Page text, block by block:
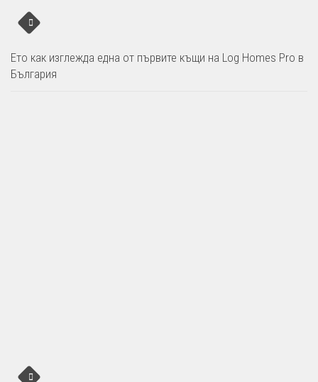
Ето как изглежда една от първите къщи на Log Homes Pro в
България